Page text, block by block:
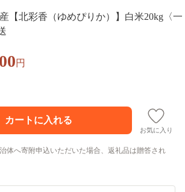
【北彩香（ゆめぴりか）】白米20kg〈一
円
お気に入り
体へ寄附申込いただいた場合、返礼品は贈答され